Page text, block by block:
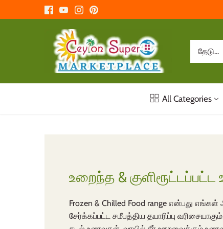
உள்ளடக்கத்திற்கு
All Categories
உறைந்த &
Frozen & Chilled Food range என்பது
சேர்க்கப்பட்ட சமீபத்திய தயாரிப்பு